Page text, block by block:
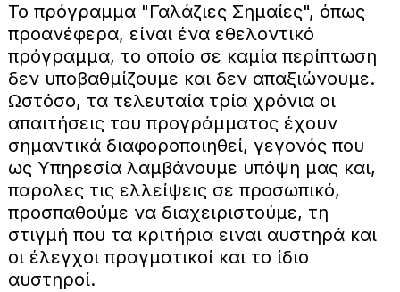
Το πρόγραμμα "Γαλάζιες Σημαίες", όπως
προανέφερα, είναι ένα εθελοντικό
πρόγραμμα, το οποίο σε καμία περίπτωση
δεν υποβαθμίζουμε και δεν απαξιώνουμε.
Ωστόσο, τα τελευταία τρία χρόνια οι
απαιτήσεις του προγράμματος έχουν
σημαντικά διαφοροποιηθεί, γεγονός που
ως Υπηρεσία λαμβάνουμε υπόψη μας και,
παρολες τις ελλείψεις σε προσωπικό,
προσπαθούμε να διαχειριστούμε, τη
στιγμή που τα κριτήρια ειναι αυστηρά και
οι έλεγχοι πραγματικοί και το ίδιο
αυστηροί.